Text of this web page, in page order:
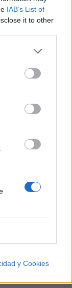
IAB’s List of
it to other
y Cookies
¡Guarda
K